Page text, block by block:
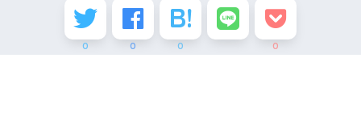
0 0 0 0